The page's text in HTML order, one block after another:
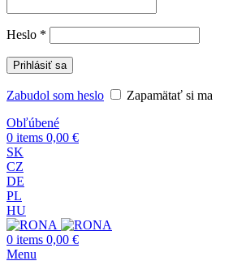
Heslo *
Prihlásiť sa
Zabudol som heslo
Zapamätať si ma
Obľúbené
0 items 0,00 €
SK
CZ
DE
PL
HU
0 items 0,00 €
Menu